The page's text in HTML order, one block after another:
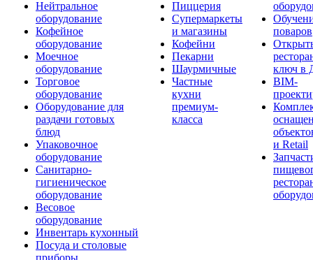
Нейтральное
оборудование
Кофейное
оборудование
Моечное
оборудование
Торговое
оборудование
Оборудование для
раздачи готовых
блюд
Упаковочное
оборудование
Санитарно-
гигиеническое
оборудование
Весовое
оборудование
Инвентарь кухонный
Посуда и столовые
приборы
Пиццерия
Супермаркеты
и магазины
Кофейни
Пекарни
Шаурмичные
Частные
кухни
премиум-
класса
поваров
ключ в
BIM-
и Retail